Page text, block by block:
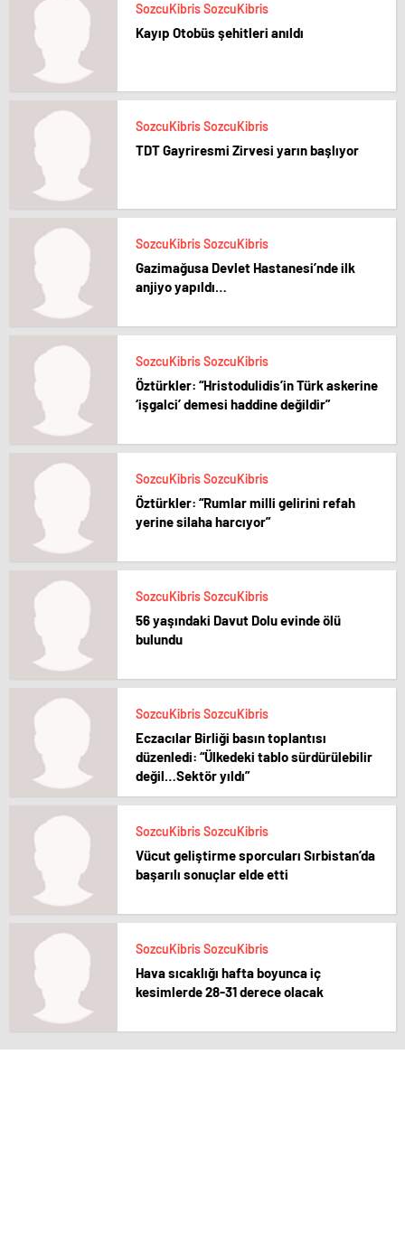
SozcuKibris SozcuKibris
Kayıp Otobüs şehitleri anıldı
SozcuKibris SozcuKibris
TDT Gayriresmi Zirvesi yarın başlıyor
SozcuKibris SozcuKibris
Gazimağusa Devlet Hastanesi’nde ilk
anjiyo yapıldı…
SozcuKibris SozcuKibris
Öztürkler: “Hristodulidis’in Türk askerine
‘işgalci’ demesi haddine değildir”
SozcuKibris SozcuKibris
Öztürkler: “Rumlar milli gelirini refah
yerine silaha harcıyor”
SozcuKibris SozcuKibris
56 yaşındaki Davut Dolu evinde ölü
bulundu
SozcuKibris SozcuKibris
Eczacılar Birliği basın toplantısı
düzenledi: “Ülkedeki tablo sürdürülebilir
değil…Sektör yıldı”
SozcuKibris SozcuKibris
Vücut geliştirme sporcuları Sırbistan’da
başarılı sonuçlar elde etti
SozcuKibris SozcuKibris
Hava sıcaklığı hafta boyunca iç
kesimlerde 28-31 derece olacak